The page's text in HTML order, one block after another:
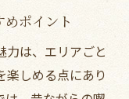
ポイント
力は、エリアごと
楽しめる点にあり